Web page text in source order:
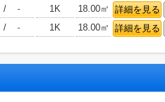
/ - 1K 18.00㎡ 詳細を見る
/ - 1K 18.00㎡ 詳細を見る